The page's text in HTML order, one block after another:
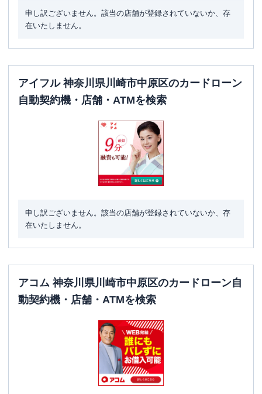
申し訳ございません。該当の店舗が登録されていないか、存
在いたしません。
アイフル 神奈川県川崎市中原区のカードローン
自動契約機・店舗・ATMを検索
申し訳ございません。該当の店舗が登録されていないか、存
在いたしません。
アコム 神奈川県川崎市中原区のカードローン自
動契約機・店舗・ATMを検索